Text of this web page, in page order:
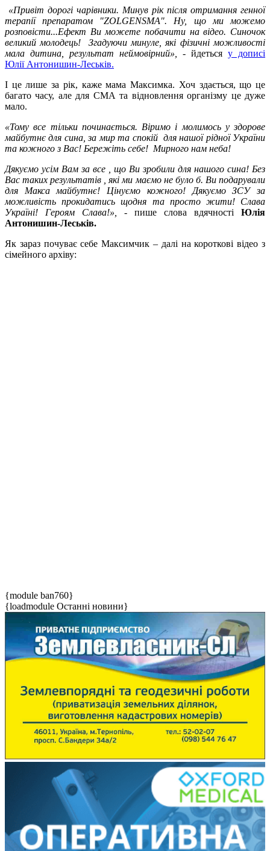
«Привіт дорогі чарівники. Минув рік після отримання генної
терапії препаратом "ZOLGENSMA". Ну, що ми можемо
розповісти...Ефект Ви можете побачити на відео. Синочок
великий молодець! Згадуючи минуле, які фізичні можливості
мала дитина, результат неймовірний», - йдеться у дописі
Юлії Антонишин-Леськів.
І це лише за рік, каже мама Максимка. Хоч здається, що це
багато часу, але для СМА та відновлення організму це дуже
мало.
«Тому все тільки починається. Віримо і молимось у здорове
майбутнє для сина, за мир та спокій для нашої рідної України
та кожного з Вас! Бережіть себе! Мирного нам неба!
Дякуємо усім Вам за все , що Ви зробили для нашого сина! Без
Вас таких результатів , які ми маємо не було б. Ви подарували
для Макса майбутнє! Цінуємо кожного! Дякуємо ЗСУ за
можливість прокидатись щодня та просто жити! Слава
Україні! Героям Слава!»,
- пише слова вдячності Юлія
Антонишин-Леськів.
Як зараз почуває себе Максимчик – далі на короткові відео з
сімейного архіву:
{module ban760}
{loadmodule Останні новини}